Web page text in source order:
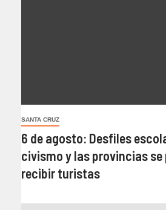
SANTA CRUZ
6 de agosto: Desfiles
civismo y las provincias se
recibir turistas